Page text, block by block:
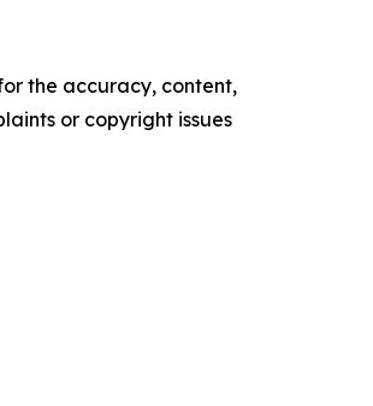
the accuracy, content,
or copyright issues